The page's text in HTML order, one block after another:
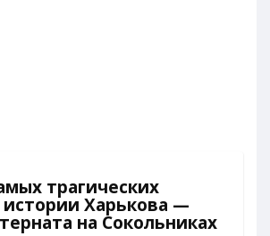
трагических
истории Харькова —
на Сокольниках